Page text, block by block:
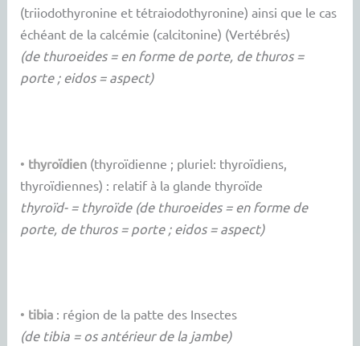
(triiodothyronine et tétraiodothyronine) ainsi que le cas
échéant de la calcémie (calcitonine) (Vertébrés)
(de thuroeides = en forme de porte, de thuros =
porte ; eidos = aspect)
• thyroïdien (thyroïdienne ; pluriel: thyroïdiens,
thyroïdiennes) : relatif à la glande thyroïde
thyroïd- = thyroïde (de thuroeides = en forme de
porte, de thuros = porte ; eidos = aspect)
• tibia : région de la patte des Insectes
(de tibia = os antérieur de la jambe)